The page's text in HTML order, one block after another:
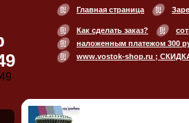
Главная страница
Как сделать заказ?
наложенным платежом 300
www.vostok-shop.ru ;